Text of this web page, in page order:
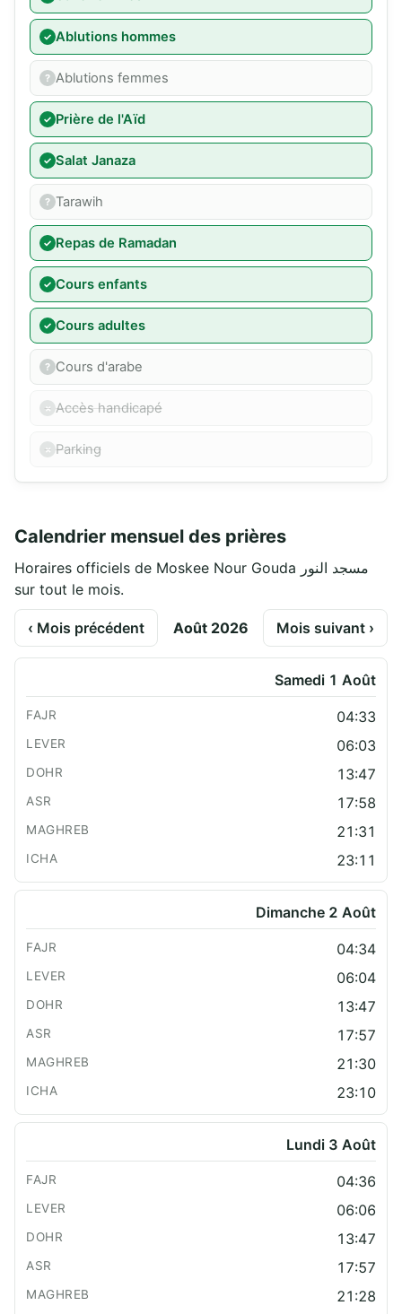
Ablutions hommes
Ablutions femmes
Prière de l'Aïd
Salat Janaza
Tarawih
Repas de Ramadan
Cours enfants
Cours adultes
Cours d'arabe
Accès handicapé
Parking
Calendrier mensuel des prières
Horaires officiels de Moskee Nour Gouda مسجد النور
sur tout le mois.
‹ Mois précédent Août 2026 Mois suivant ›
Samedi 1 Août
04:33
06:03
13:47
17:58
21:31
23:11
Dimanche 2 Août
04:34
06:04
13:47
17:57
21:30
23:10
Lundi 3 Août
04:36
06:06
13:47
17:57
21:28